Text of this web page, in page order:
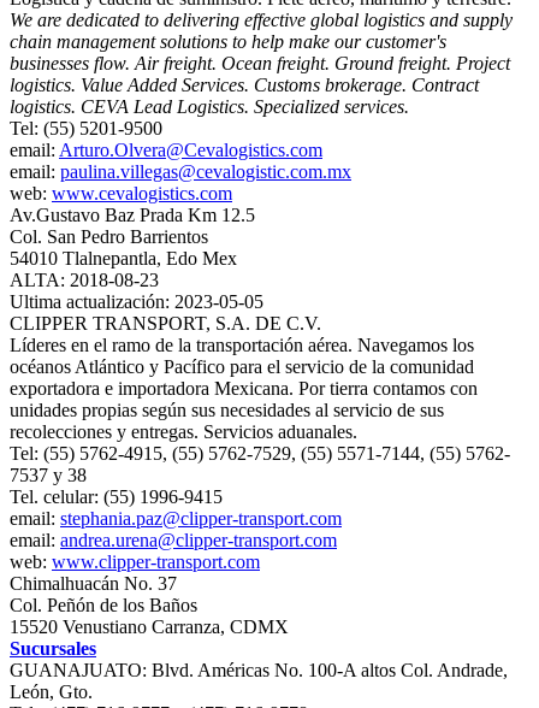
We are dedicated to delivering effective global logistics and supply
chain management solutions to help make our customer's
businesses flow. Air freight. Ocean freight. Ground freight. Project
logistics. Value Added Services. Customs brokerage. Contract
logistics. CEVA Lead Logistics. Specialized services.
Tel: (55) 5201-9500
email: Arturo.Olvera@Cevalogistics.com
email: paulina.villegas@cevalogistic.com.mx
web: www.cevalogistics.com
Av.Gustavo Baz Prada Km 12.5
Col. San Pedro Barrientos
54010 Tlalnepantla, Edo Mex
ALTA: 2018-08-23
Ultima actualización: 2023-05-05
CLIPPER TRANSPORT, S.A. DE C.V.
Líderes en el ramo de la transportación aérea. Navegamos los
océanos Atlántico y Pacífico para el servicio de la comunidad
exportadora e importadora Mexicana. Por tierra contamos con
unidades propias según sus necesidades al servicio de sus
recolecciones y entregas. Servicios aduanales.
Tel: (55) 5762-4915, (55) 5762-7529, (55) 5571-7144, (55) 5762-
7537 y 38
Tel. celular: (55) 1996-9415
email: stephania.paz@clipper-transport.com
email: andrea.urena@clipper-transport.com
web: www.clipper-transport.com
Chimalhuacán No. 37
Col. Peñón de los Baños
15520 Venustiano Carranza, CDMX
Sucursales
GUANAJUATO: Blvd. Américas No. 100-A altos Col. Andrade,
León, Gto.